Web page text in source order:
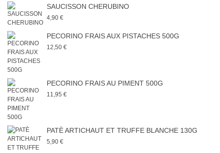
SAUCISSON CHERUBINO
4,90 €
PECORINO FRAIS AUX PISTACHES 500G
12,50 €
PECORINO FRAIS AU PIMENT 500G
11,95 €
PATÈ ARTICHAUT ET TRUFFE BLANCHE 130G
5,90 €